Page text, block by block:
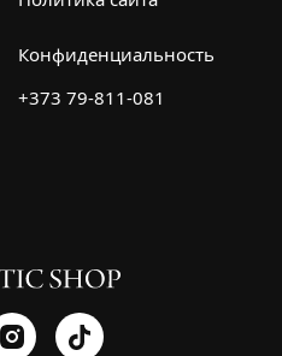
Конфиденциальность
+373 79-811-081